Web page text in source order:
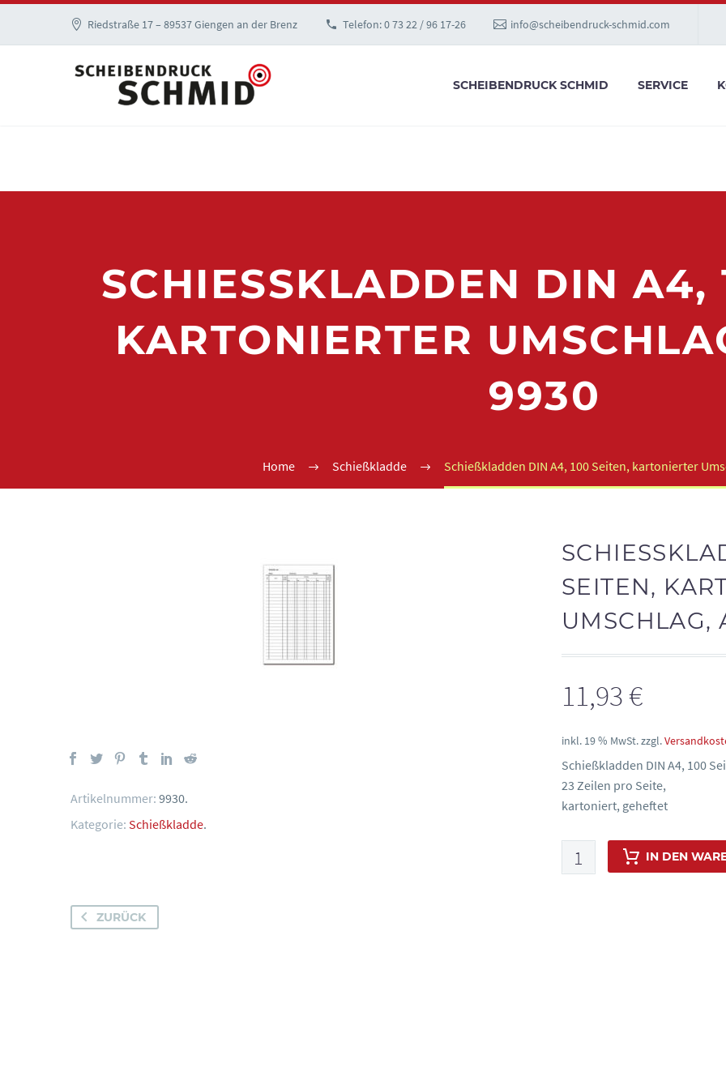
Riedstraße 17 – 89537 Giengen an der Brenz Telefon: 0 73 22 / 96 17-26 info@scheibendruck-schmid.com
SCHEIBENDRUCK SCHMID SERVICE
SCHIESSKLADDEN DIN A4,
ARTONIERTER
930
Home Schießkladde Schießkladden DIN A4, 100 Seiten, kartonierter
Artikelnummer: 9930.
Kategorie: Schießkladde.
EITEN,
MSCHLAG,
11,93€
inkl. 19 % MwSt.zzgl.
Schießkladden DIN A4, 100
23 Zeilen pro Seite,
kartoniert, geheftet
Schießkladden
DIN
IN DEN
ZURÜCK